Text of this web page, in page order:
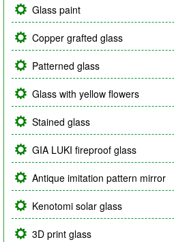
Glass paint
Copper grafted glass
Patterned glass
Glass with yellow flowers
Stained glass
GIA LUKI fireproof glass
Antique imitation pattern mirror
Kenotomi solar glass
3D print glass